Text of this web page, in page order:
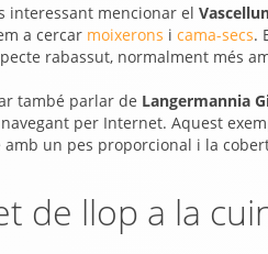
interessant mencionar el
a cercar moixerons i cama-secs.
rabassut, normalment més
també parlar de Langermannia
per Internet. Aquest
un pes proporcional i la
de llop a la